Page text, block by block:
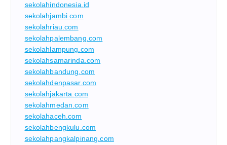
sekolahindonesia.id
sekolahjambi.com
sekolahriau.com
sekolahpalembang.com
sekolahlampung.com
sekolahsamarinda.com
sekolahbandung.com
sekolahdenpasar.com
sekolahjakarta.com
sekolahmedan.com
sekolahaceh.com
sekolahbengkulu.com
sekolahpangkalpinang.com